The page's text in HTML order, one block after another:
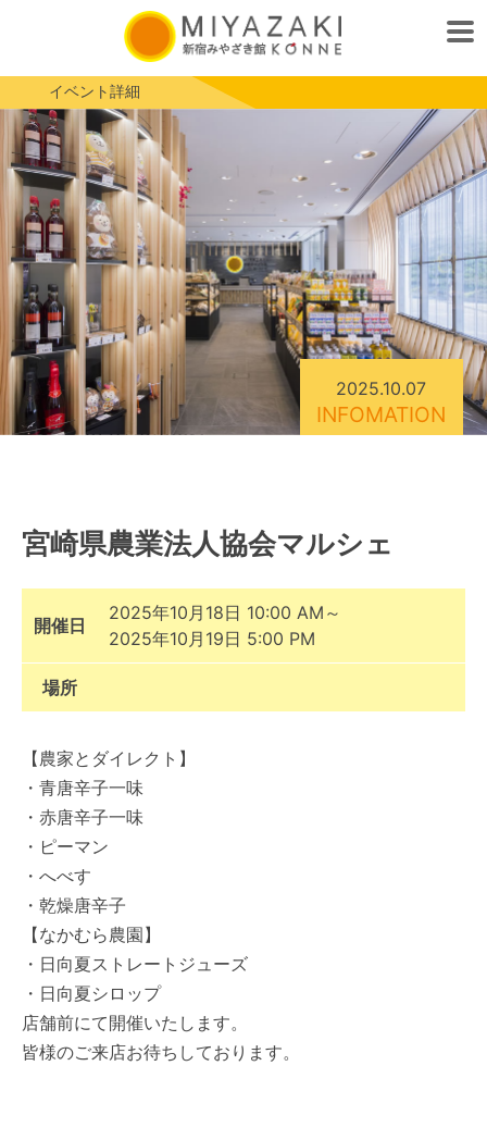
イベント詳細
2025.10.07
INFOMATION
宮崎県農業法人協会マルシェ
開催日
2025年10月18日 10:00 AM～
2025年10月19日 5:00 PM
場所
【農家とダイレクト】
・青唐辛子一味
・赤唐辛子一味
・ピーマン
・へべす
・乾燥唐辛子
【なかむら農園】
・日向夏ストレートジューズ
・日向夏シロップ
店舗前にて開催いたします。
皆様のご来店お待ちしております。